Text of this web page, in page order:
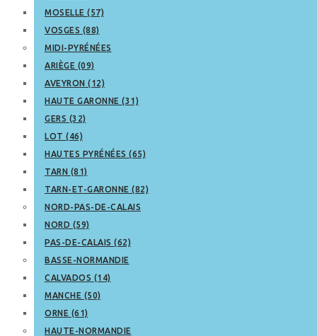
MOSELLE (57)
VOSGES (88)
MIDI-PYRÉNÉES
ARIÈGE (09)
AVEYRON (12)
HAUTE GARONNE (31)
GERS (32)
LOT (46)
HAUTES PYRÉNÉES (65)
TARN (81)
TARN-ET-GARONNE (82)
NORD-PAS-DE-CALAIS
NORD (59)
PAS-DE-CALAIS (62)
BASSE-NORMANDIE
CALVADOS (14)
MANCHE (50)
ORNE (61)
HAUTE-NORMANDIE